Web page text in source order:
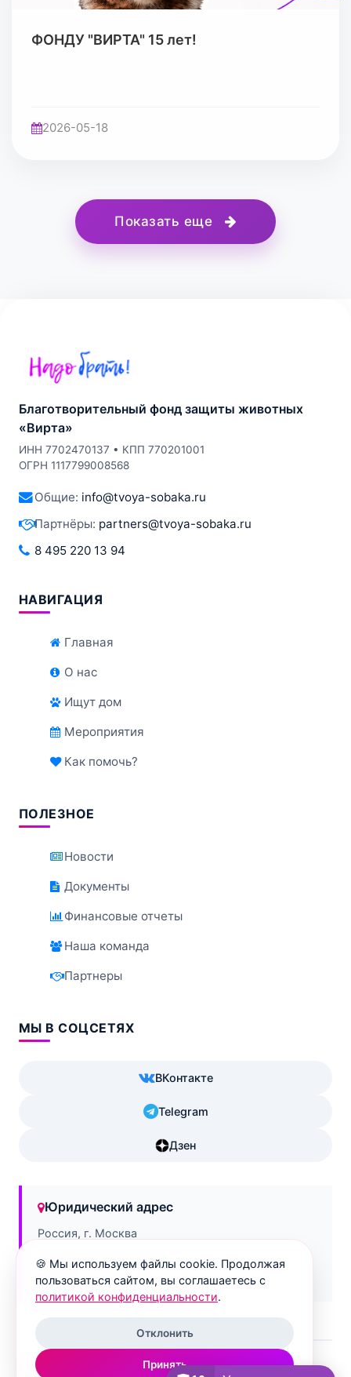
ФОНДУ "ВИРТА" 15 лет!
2026-05-18
Показать еще
Благотворительный фонд защиты животных
«Вирта»
ИНН 7702470137 • КПП 770201001
ОГРН 1117799008568
Общие: info@tvoya-sobaka.ru
Партнёры: partners@tvoya-sobaka.ru
8 495 220 13 94
НАВИГАЦИЯ
Главная
О нас
Ищут дом
Мероприятия
Как помочь?
ПОЛЕЗНОЕ
Новости
Документы
Финансовые отчеты
Наша команда
Партнеры
МЫ В СОЦСЕТЯХ
ВКонтакте
Telegram
Дзен
Юридический адрес
Россия, г. Москва
129090
© 2018-2026 tvoya-sobaka.ru. Все права защищены.
🍪 Мы используем файлы cookie. Продолжая
пользоваться сайтом, вы соглашаетесь с
политикой конфиденциальности.
Отклонить
Принять